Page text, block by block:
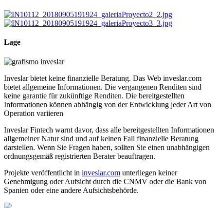
Lage
Inveslar bietet keine finanzielle Beratung. Das Web inveslar.com
bietet allgemeine Informationen. Die vergangenen Renditen sind
keine garantie für zukünftige Renditen. Die bereitgestellten
Informationen können abhängig von der Entwicklung jeder Art von
Operation variieren
Inveslar Fintech warnt davor, dass alle bereitgestellten Informationen
allgemeiner Natur sind und auf keinen Fall finanzielle Beratung
darstellen. Wenn Sie Fragen haben, sollten Sie einen unabhängigen
ordnungsgemäß registrierten Berater beauftragen.
Projekte veröffentlicht in inveslar.com unterliegen keiner
Genehmigung oder Aufsicht durch die CNMV oder die Bank von
Spanien oder eine andere Aufsichtsbehörde.